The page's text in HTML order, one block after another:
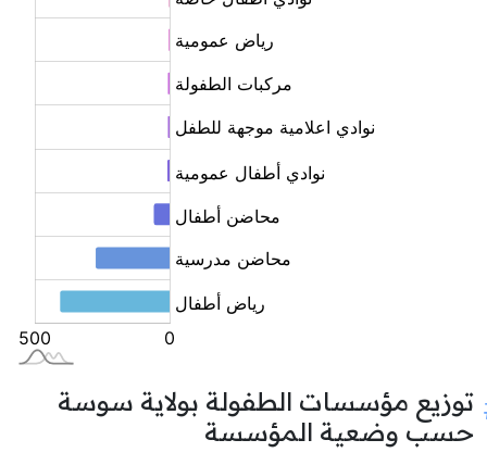
توزيع مؤسسات الطفولة بولاية سوسة
حسب وضعية المؤسسة